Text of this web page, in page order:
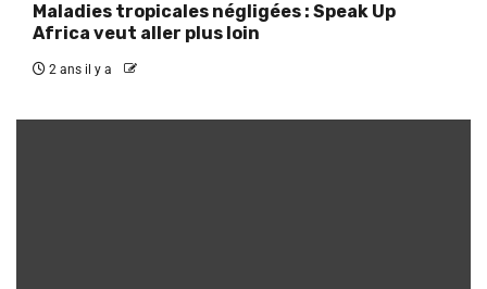
Maladies tropicales négligées : Speak Up
Africa veut aller plus loin
2 ans il y a